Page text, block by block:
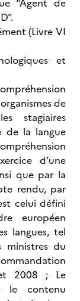
"Agent de
(Livre VI
et
de
stagiaires
de la langue
d’une
que par la
rendu, par
celui défini
européen
langues, tel
du
2008 ; Le
le contenu